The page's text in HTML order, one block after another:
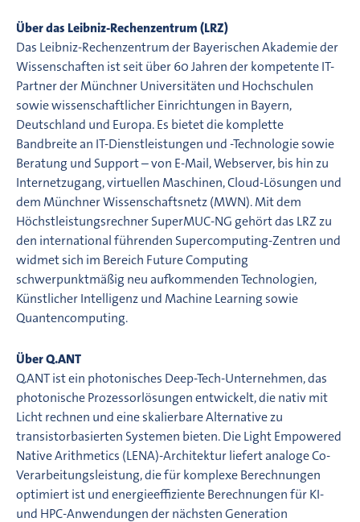
Über das Leibniz-Rechenzentrum (LRZ)
Das Leibniz-Rechenzentrum der Bayerischen Akademie der
Wissenschaften ist seit über 60 Jahren der kompetente IT-
Partner der Münchner Universitäten und Hochschulen
sowie wissenschaftlicher Einrichtungen in Bayern,
Deutschland und Europa. Es bietet die komplette
Bandbreite an IT-Dienstleistungen und -Technologie sowie
Beratung und Support – von E-Mail, Webserver, bis hin zu
Internetzugang, virtuellen Maschinen, Cloud-Lösungen und
dem Münchner Wissenschaftsnetz (MWN). Mit dem
Höchstleistungsrechner SuperMUC-NG gehört das LRZ zu
den international führenden Supercomputing-Zentren und
widmet sich im Bereich Future Computing
schwerpunktmäßig neu aufkommenden Technologien,
Künstlicher Intelligenz und Machine Learning sowie
Quantencomputing.
Über Q.ANT
Q.ANT ist ein photonisches Deep-Tech-Unternehmen, das
photonische Prozessorlösungen entwickelt, die nativ mit
Licht rechnen und eine skalierbare Alternative zu
transistorbasierten Systemen bieten. Die Light Empowered
Native Arithmetics (LENA)-Architektur liefert analoge Co-
Verarbeitungsleistung, die für komplexe Berechnungen
optimiert ist und energieeffiziente Berechnungen für KI-
und HPC-Anwendungen der nächsten Generation